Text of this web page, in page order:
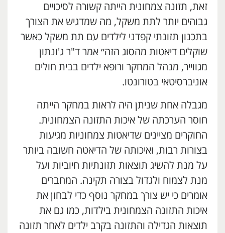
זאת, תזונה צמחונית הייתה קשורה לסיכויים
גבוהים יותר לתת משקל, מה שמדגיש את הצורך
בתכנון תזונתי קפדני לילדים עם תת משקל כאשר
שוקלים דיאטות מהסוג הזה״ אמר ד"ר ג'ונתון
מגווייר, מנהל המחקר ורופא ילדים בבית חולים
אוניברסיטאי בטורונטו.
מגבלה אחת שניתן היה לראות במחקר הייתה
חוסר הערכתה של איכות התזונה הצמחונית.
החוקרים מציינים שדיאטות צמחוניות מגיעות
בצורות רבות, ואיכותה של הדיאטה חשובה ביותר
על מנת להשיג תוצאות תזונתיות חיוביות ועל
מנת לצמוח ולגדול בצורה תקינה. המחברים
אומרים כי יש צורך במחקר נוסף כדי לבחון את
איכות התזונה הצמחונית בילדות, כמו גם את
תוצאות הגדילה והתזונה בקרב ילדים לאחר תזונה